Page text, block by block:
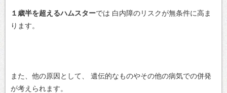
１歳半を超えるハムスターでは 白内障のリスクが無条件に高ま
ります。
また、他の原因として、
遺伝的なものやその他の病気での併発
が考えられます。